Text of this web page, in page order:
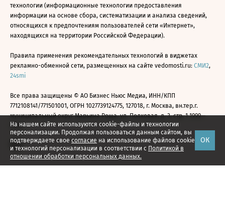
На нашем сайте используются cookie-файлы и технологии
персонализации. Продолжая пользоваться данным сайтом, вы
подтверждаете свое согласие на использование файлов cookie
и технологий персонализации в соответствии с Политикой в
отношении обработки персональных данных.
ОК
технологии (информационные технологии предоставления
информации на основе сбора, систематизации и анализа сведений,
относящихся к предпочтениям пользователей сети «Интернет»,
находящихся на территории Российской Федерации).
Правила применения рекомендательных технологий в виджетах
рекламно-обменной сети, размещенных на сайте vedomosti.ru: СМИ2,
24smi
Все права защищены © АО Бизнес Ньюс Медиа, ИНН/КПП
7712108141/771501001, ОГРН 1027739124775, 127018, г. Москва, вн.тер.г.
муниципальный округ Марьина Роща, ул. Полковая, д. 3, стр. 1 1999—
2026